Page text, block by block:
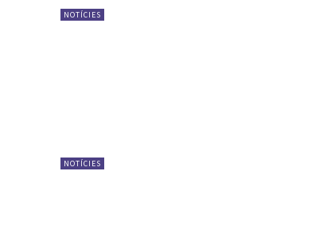
NOTÍCIES
NOTÍCIES